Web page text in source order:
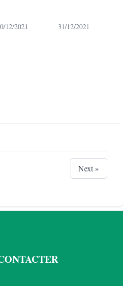
12/2021 31/12/2021
Next »